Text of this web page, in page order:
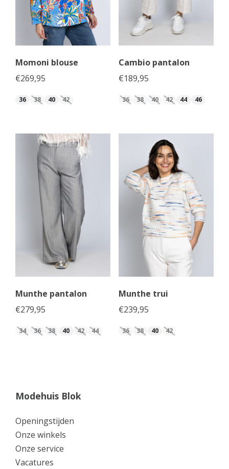
Momoni blouse
€269,95
36 38 40 42
Cambio pantalon
€189,95
36 38 40 42 44 46
Munthe pantalon
€279,95
34 36 38 40 42 44
Munthe trui
€239,95
36 38 40 42
Modehuis Blok
Openingstijden
Onze winkels
Onze service
Vacatures